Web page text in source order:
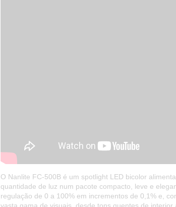
O Nanlite FC-500B é um spotlight LED bicolor
quantidade de luz num pacote compacto, leve e
regulação de 0 a 100% em incrementos de 0,1% e,